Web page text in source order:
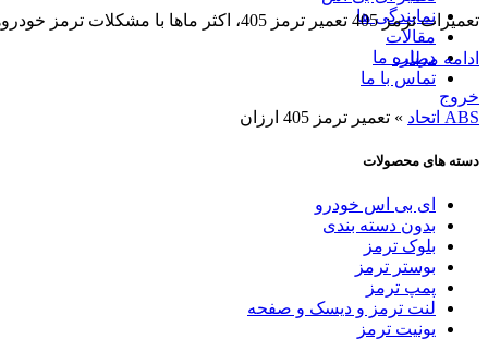
نمایندگی ها
مقالات
درباره ما
تماس با ما
تعمیرات ترمز 405 تعمیر ترمز 405، اکثر ماها با مشکلات ترمز خودروهایمان مواجه می‌شویم که ممکن است خطرات جدی را به همراه داشته باشد. ترمز...
ادامه مطلب
خروج
ABS اتحاد
» تعمیر ترمز 405 ارزان
دسته های محصولات
ای بی اس خودرو
بدون دسته بندی
بلوک ترمز
بوستر ترمز
پمپ ترمز
لنت ترمز و دیسک و صفحه
یونیت ترمز